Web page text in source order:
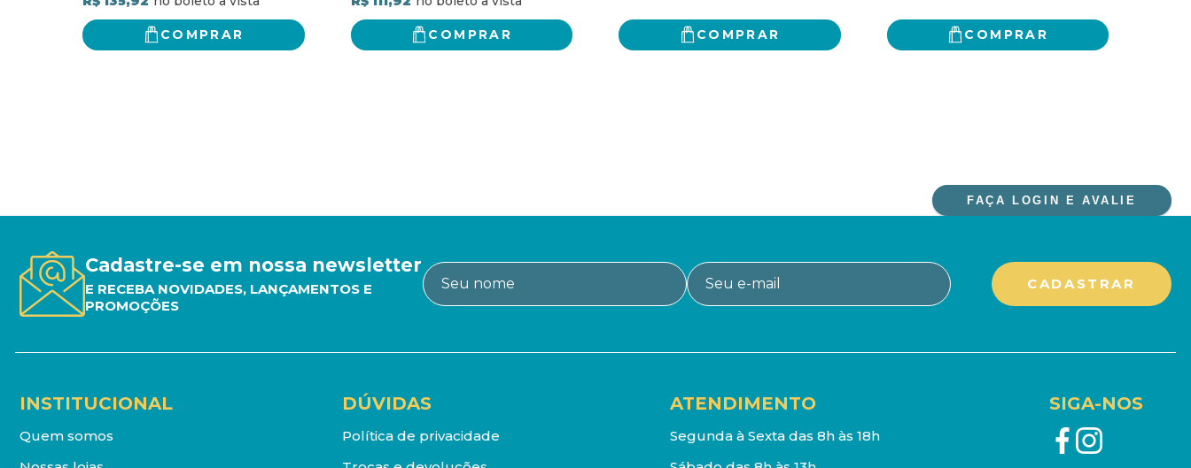
COMPRAR COMPRAR COMPRAR COMPRAR
FAÇA LOGIN E AVALIE
Cadastre-se em nossa newsletter
E RECEBA NOVIDADES, LANÇAMENTOS E
PROMOÇÕES
INSTITUCIONAL
Quem somos
DÚVIDAS
Política de privacidade
ATENDIMENTO
Segunda à Sexta das 8h às 18h
SIGA-NOS